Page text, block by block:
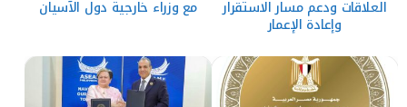
العلاقات ودعم مسار الاستقرار
وإعادة الإعمار
مع وزراء خارجية دول الآسيان